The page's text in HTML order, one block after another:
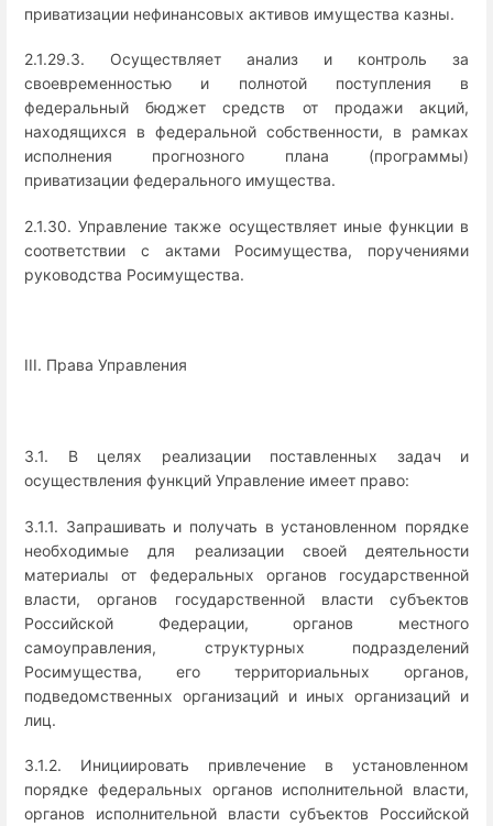
приватизации нефинансовых активов имущества казны.
2.1.29.3. Осуществляет анализ и контроль за
своевременностью и полнотой поступления в
федеральный бюджет средств от продажи акций,
находящихся в федеральной собственности, в рамках
исполнения прогнозного плана (программы)
приватизации федерального имущества.
2.1.30. Управление также осуществляет иные функции в
соответствии с актами Росимущества, поручениями
руководства Росимущества.
III. Права Управления
3.1. В целях реализации поставленных задач и
осуществления функций Управление имеет право:
3.1.1. Запрашивать и получать в установленном порядке
необходимые для реализации своей деятельности
материалы от федеральных органов государственной
власти, органов государственной власти субъектов
Российской Федерации, органов местного
самоуправления, структурных подразделений
Росимущества, его территориальных органов,
подведомственных организаций и иных организаций и
лиц.
3.1.2. Инициировать привлечение в установленном
порядке федеральных органов исполнительной власти,
органов исполнительной власти субъектов Российской